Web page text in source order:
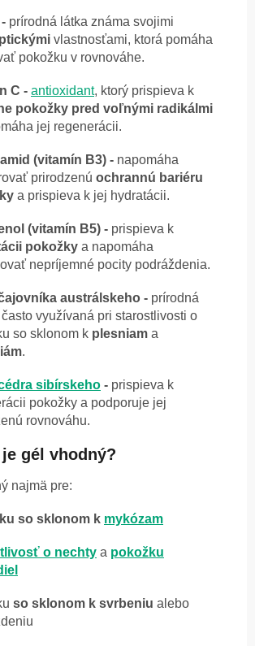
prírodná látka známa svojimi
vlastnosťami, ktorá pomáha
pokožku v rovnováhe.
C - antioxidant, ktorý prispieva k
pokožky pred voľnými radikálmi
jej regenerácii.
(vitamín B3) - napomáha
prirodzenú ochrannú bariéru
a prispieva k jej hydratácii.
(vitamín B5) - prispieva k
pokožky a napomáha
nepríjemné pocity podráždenia.
austrálskeho - prírodná
využívaná pri starostlivosti o
so sklonom k plesniam a
.
sibírskeho - prispieva k
pokožky a podporuje jej
rovnováhu.
gél vhodný?
najmä pre:
so sklonom k mykózam
o nechty a pokožku
so sklonom k svrbeniu alebo